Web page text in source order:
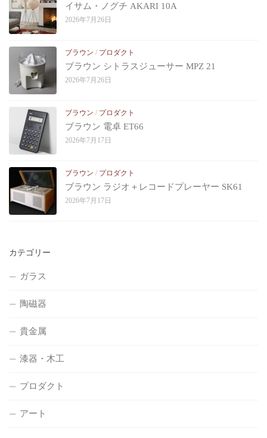
イサム・ノグチ AKARI 10A
2026年7月26日
ブラウン / プロダクト
ブラウン シトラスジューサー MPZ 21
2026年7月26日
ブラウン / プロダクト
ブラウン 電卓 ET66
2026年7月17日
ブラウン / プロダクト
ブラウン ラジオ＋レコードプレーヤー SK61
2026年7月17日
カテゴリー
ガラス
陶磁器
貴金属
漆器・木工
プロダクト
アート